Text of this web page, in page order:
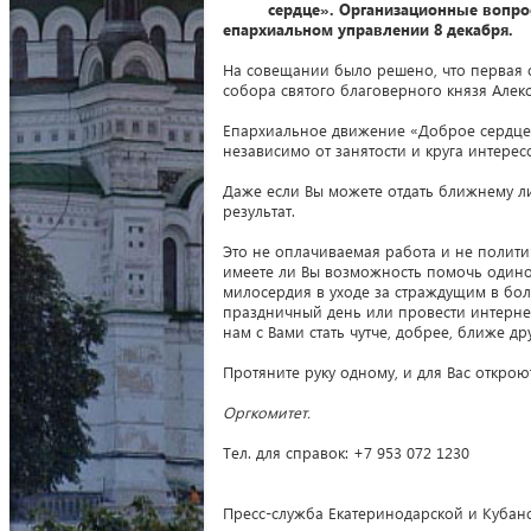
сердце». Организационные
епархиальном управлении 8 декабря.
На совещании было решено, что первая
собора святого благоверного князя
Епархиальное движение «Доброе
независимо от занятости и круга
Даже если Вы можете отдать ближнему
результат.
Это не оплачиваемая работа и не
имеете ли Вы возможность помочь
милосердия в уходе за страждущим в
праздничный день или провести
нам с Вами стать чутче, добрее, ближе
Протяните руку одному, и для Вас
Оргкомитет.
Тел. для справок: +7 953 072 1230
Пресс-служба Екатеринодарской и